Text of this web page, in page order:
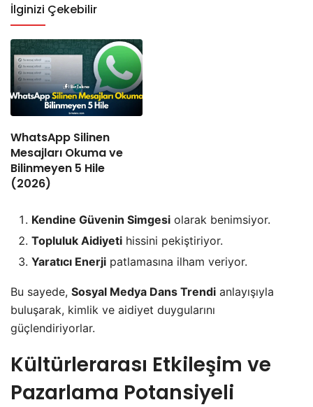
İlginizi Çekebilir
WhatsApp Silinen
Mesajları Okuma ve
Bilinmeyen 5 Hile
(2026)
Kendine Güvenin Simgesi olarak benimsiyor.
Topluluk Aidiyeti hissini pekiştiriyor.
Yaratıcı Enerji patlamasına ilham veriyor.
Bu sayede, Sosyal Medya Dans Trendi anlayışıyla
buluşarak, kimlik ve aidiyet duygularını
güçlendiriyorlar.
Kültürlerarası Etkileşim ve
Pazarlama Potansiyeli